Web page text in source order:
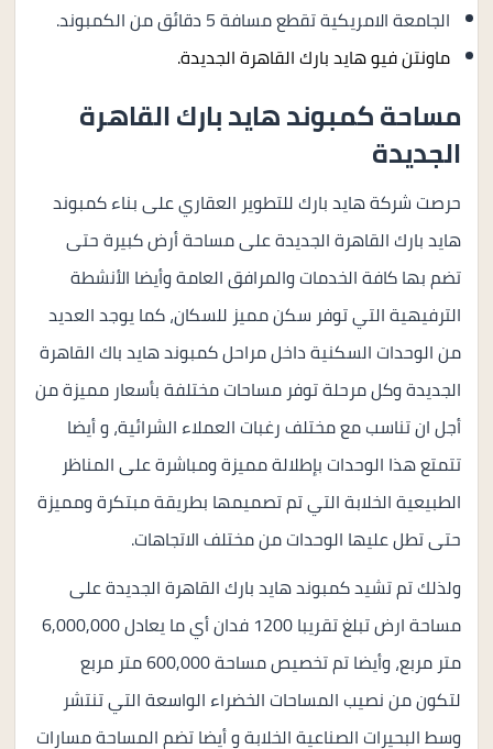
الجامعة الامريكية تقطع مسافة 5 دقائق من الكمبوند.
ماونتن فيو هايد بارك القاهرة الجديدة.
مساحة كمبوند هايد بارك القاهرة
الجديدة
حرصت شركة هايد بارك للتطوير العقاري على بناء كمبوند
هايد بارك القاهرة الجديدة على مساحة أرض كبيرة حتى
تضم بها كافة الخدمات والمرافق العامة وأيضا الأنشطة
الترفيهية التي توفر سكن مميز للسكان، كما يوجد العديد
من الوحدات السكنية داخل مراحل كمبوند هايد باك القاهرة
الجديدة وكل مرحلة توفر مساحات مختلفة بأسعار مميزة من
أجل ان تناسب مع مختلف رغبات العملاء الشرائية، و أيضا
تتمتع هذا الوحدات بإطلالة مميزة ومباشرة على المناظر
الطبيعية الخلابة التي تم تصميمها بطريقة مبتكرة ومميزة
حتى تطل عليها الوحدات من مختلف الاتجاهات.
ولذلك تم تشيد كمبوند هايد بارك القاهرة الجديدة على
مساحة ارض تبلغ تقريبا 1200 فدان أي ما يعادل 6,000,000
متر مربع، وأيضا تم تخصيص مساحة 600,000 متر مربع
لتكون من نصيب المساحات الخضراء الواسعة التي تنتشر
وسط البحيرات الصناعية الخلابة و أيضا تضم المساحة مسارات